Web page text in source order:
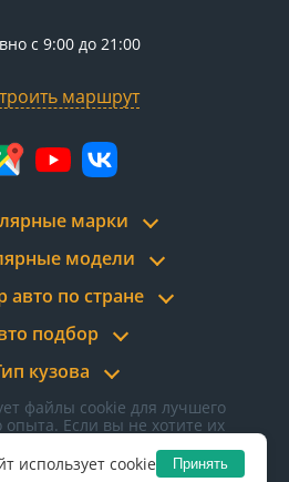
с 9:00 до 21:00
маршрут
марки
модели
авто по стране
подбор
кузова
файлы cookie для лучшего
опыта. Если вы не хотите их
cookie в настройках браузера.
использует cookie Принять